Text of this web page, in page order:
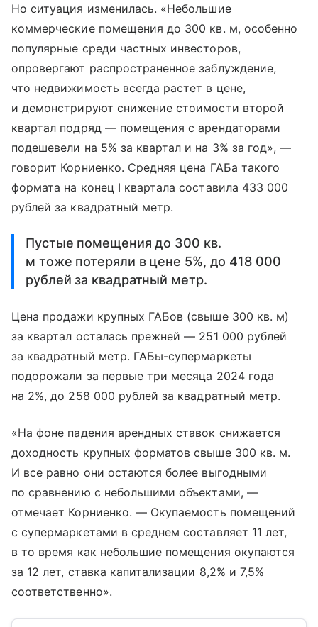
Но ситуация изменилась. «Небольшие
коммерческие помещения до 300 кв. м, особенно
популярные среди частных инвесторов,
опровергают распространенное заблуждение,
что недвижимость всегда растет в цене,
и демонстрируют снижение стоимости второй
квартал подряд — помещения с арендаторами
подешевели на 5% за квартал и на 3% за год», —
говорит Корниенко. Средняя цена ГАБа такого
формата на конец I квартала составила 433 000
рублей за квадратный метр.
Пустые помещения до 300 кв.
м тоже потеряли в цене 5%, до 418 000
рублей за квадратный метр.
Цена продажи крупных ГАБов (свыше 300 кв. м)
за квартал осталась прежней — 251 000 рублей
за квадратный метр. ГАБы-супермаркеты
подорожали за первые три месяца 2024 года
на 2%, до 258 000 рублей за квадратный метр.
«На фоне падения арендных ставок снижается
доходность крупных форматов свыше 300 кв. м.
И все равно они остаются более выгодными
по сравнению с небольшими объектами, —
отмечает Корниенко. — Окупаемость помещений
с супермаркетами в среднем составляет 11 лет,
в то время как небольшие помещения окупаются
за 12 лет, ставка капитализации 8,2% и 7,5%
соответственно».